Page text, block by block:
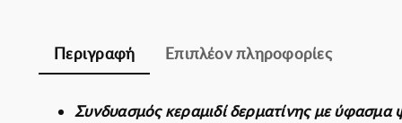
Περιγραφή Επιπλέον πληροφορίες
Συνδυασμός κεραμιδί δερματίνης με